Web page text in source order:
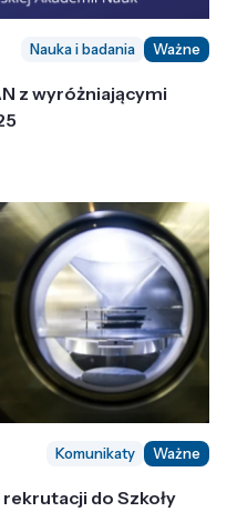
Nauka i badania Ważne
z wyróżniającymi
Komunikaty Ważne
do Szkoły